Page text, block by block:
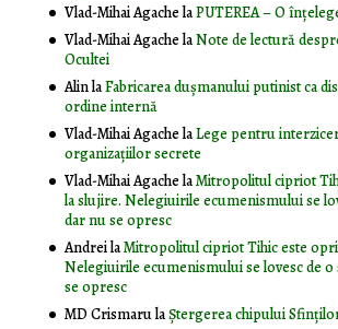
Vlad-Mihai AgachelaPUTEREA – O
Vlad-Mihai AgachelaNote de lectură
Ocultei
AlinlaFabricarea dușmanului putinist ca
ordine internă
Vlad-Mihai AgachelaLege pentru
organizaţiilor secrete
Vlad-Mihai AgachelaMitropolitul cipriot
la slujire. Nelegiuirile ecumenismului se
dar nu se opresc
AndreilaMitropolitul cipriot Tihic este
Nelegiuirile ecumenismului se lovesc de o
se opresc
MD CrismarulaŞtergerea chipului